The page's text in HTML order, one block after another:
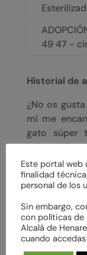
49 47 -
Historial de
¿No os
mí me
gato súper
felina y
CES. Pero
lo mucho
por lo que
centro.
Ya estoy
me quiera
Este portal web
finalidad
personal de los
Sin embargo,
con políticas de
Alcalá de
cuando